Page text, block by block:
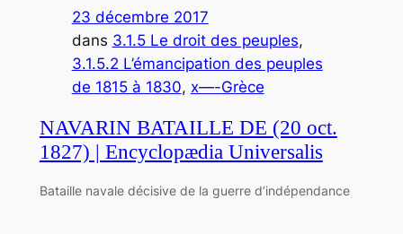
23 décembre 2017
dans 3.1.5 Le droit des peuples
3.1.5.2 L’émancipation des peuples
de 1815 à 1830, x—-Grèce
NAVARIN BATAILLE DE (20 oct.
1827) | Encyclopædia Universalis
Bataille navale décisive de la guerre d’indépendance